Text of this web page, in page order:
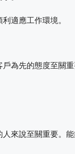
適應工作環境。
為先的態度至關重
來說至關重要。